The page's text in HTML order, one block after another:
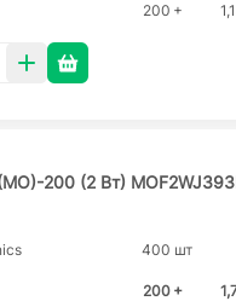
200 +
200 (2 Вт)
400 шт
200 +